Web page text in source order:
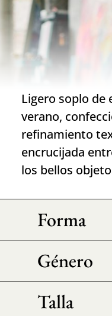
Ligero soplo de
verano,
refinamiento
encrucijada
los bellos
Forma
Género
Talla